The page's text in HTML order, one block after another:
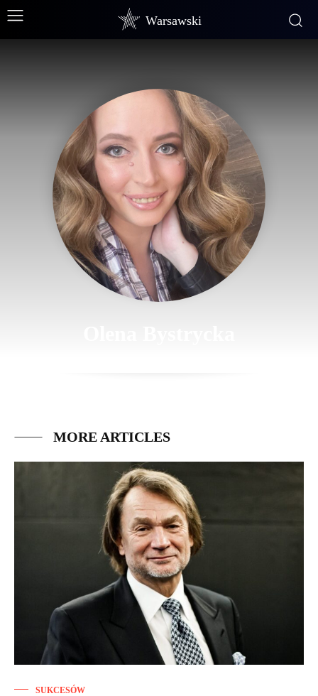
Warsawski
MORE ARTICLES
SUKCESÓW